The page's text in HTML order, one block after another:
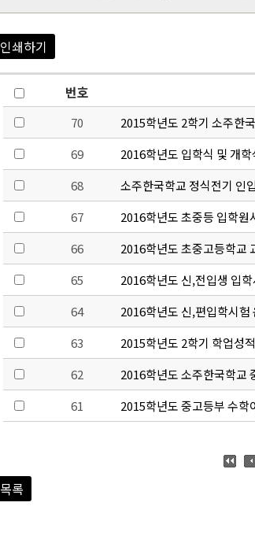
인쇄하기
번호
70 2015학년도 2학기 소주한
69
2016학년도 입학식 및 개학
68
소주한국학교 정식전기 인
67
2016학년도 초중등 입학원
66
2016학년도 초중고등학교
65
2016학년도 신,전입생 입
64
2016학년도 신,편입학시험
63
2015학년도 2학기 학업성
62
2016학년도 소주한국학교
61
2015학년도 중고등부 수학
목록